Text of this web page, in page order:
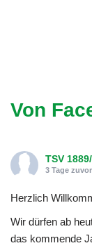
Von
TSV
3 Tage zuvor
Herzlich
Wir dürfen ab
das kommende